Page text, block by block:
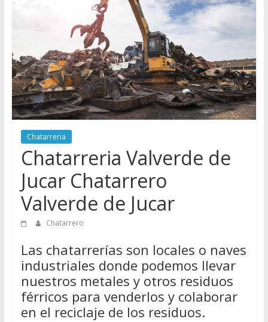
de
Chatarra
Directorio
de
Chatarreros
para
vender
Chatarra
Chatarreria
Chatarreria Valverde de
Jucar Chatarrero
Valverde de Jucar
Chatarrero
Las chatarrerías son locales o naves
industriales donde podemos llevar
nuestros metales y otros residuos
férricos para venderlos y colaborar
en el reciclaje de los residuos.